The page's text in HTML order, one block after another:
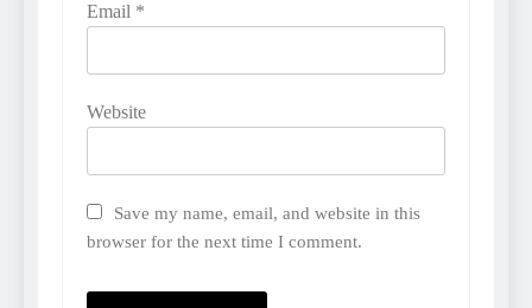
Email *
Website
Save my name, email, and website in this
browser for the next time I comment.